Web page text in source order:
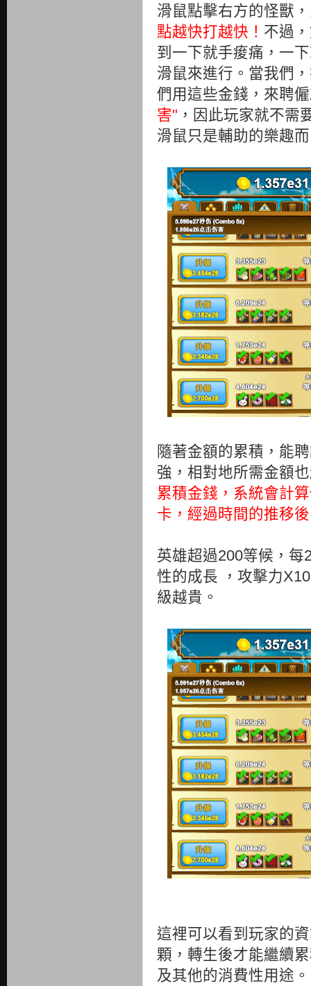
滑鼠點擊右方的怪獸
點越快打越快！ 不過
到一下就手痠痛，一
滑鼠來進行。當我們
們用這些金錢，來聘
害" ，因此玩家就不需
滑鼠只是輔助的樂趣
隨著金額的累積，能
強，相對地所需金額
累積金錢，系統會計
卡，經過時間的推移
英雄超過200等候，每
性的成長 ，攻擊力
級越貴。
這裡可以看到玩家的
顆，轉生後才能繼續
及其他的消費性用途。